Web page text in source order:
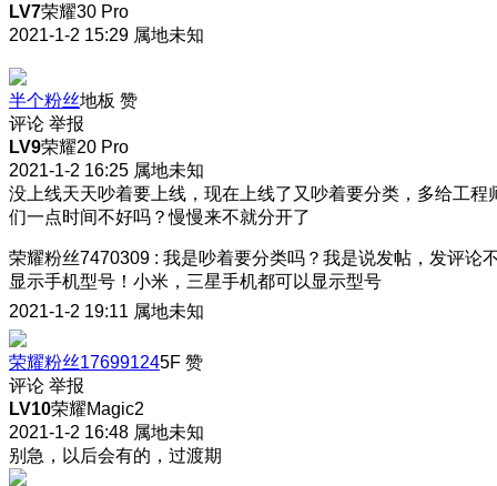
LV7荣耀30 Pro
2021-1-2 15:29 属地未知
半个粉丝地板 赞
评论 举报
LV9荣耀20 Pro
2021-1-2 16:25 属地未知
没上线天天吵着要上线，现在上线了又吵着要分类，多给工程
们一点时间不好吗？慢慢来不就分开了
荣耀粉丝7470309 : 我是吵着要分类吗？我是说发帖，发评论
显示手机型号！小米，三星手机都可以显示型号
2021-1-2 19:11 属地未知
荣耀粉丝176991245F 赞
评论 举报
LV10荣耀Magic2
2021-1-2 16:48 属地未知
别急，以后会有的，过渡期